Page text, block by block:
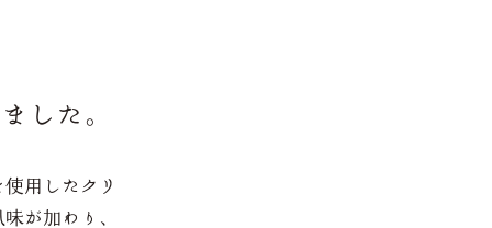
した。
用したクリ
が加わり、